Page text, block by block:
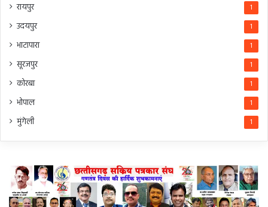
रायपुर 1
उदयपुर 1
भाटापारा 1
सूरजपुर 1
कोरबा 1
भोपाल 1
मुंगेली 1